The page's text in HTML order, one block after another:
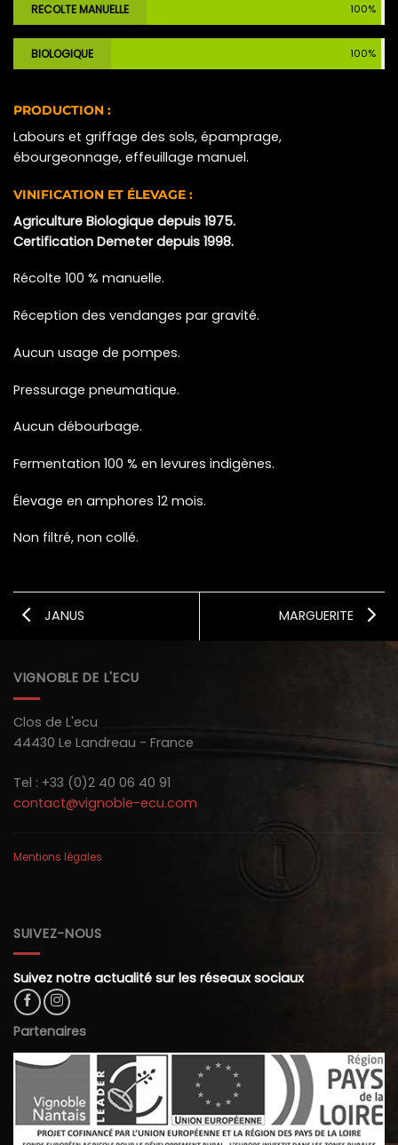
RECOLTE MANUELLE 100%
BIOLOGIQUE 100%
PRODUCTION :
Labours et griffage des sols, épamprage,
ébourgeonnage, effeuillage manuel.
VINIFICATION ET ÉLEVAGE :
Agriculture Biologique depuis 1975.
Certification Demeter depuis 1998.
Récolte 100 % manuelle.
Réception des vendanges par gravité.
Aucun usage de pompes.
Pressurage pneumatique.
Aucun débourbage.
Fermentation 100 % en levures indigènes.
Élevage en amphores 12 mois.
Non filtré, non collé.
JANUS MARGUERITE
VIGNOBLE DE L'ECU
Clos de L'ecu
44430 Le Landreau - France
Tel : +33 (0)2 40 06 40 91
contact@vignoble-ecu.com
Mentions légales
SUIVEZ-NOUS
Suivez notre actualité sur les réseaux sociaux
Partenaires